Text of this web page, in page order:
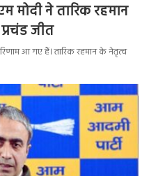
मोदी ने तारिक रहमान
जीत
आ गए हैं। तारिक रहमान के नेतृत्व